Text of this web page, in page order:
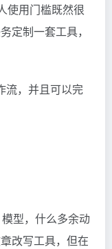
使用门槛既然很
定制一套工具，
流，并且可以完
型，什么多余动
改写工具，但在